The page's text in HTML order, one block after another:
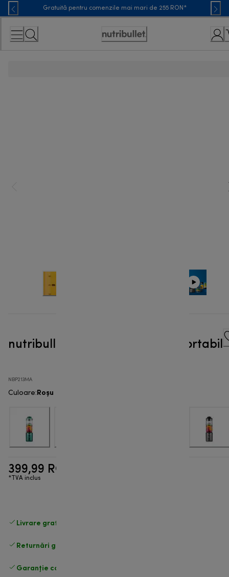
Skip
to
Content
Gratuită pentru comenzile mai mari de 255 RON*
Accessibility
nutribullet Flex™ XL - Blender portabil
NBP213MA
Culoare:Roșu
399,99 RON
*TVA inclus
Livrare gratuită standard
Returnări gratuite
Garanție completă